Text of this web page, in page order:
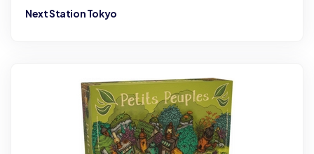
Next Station Tokyo